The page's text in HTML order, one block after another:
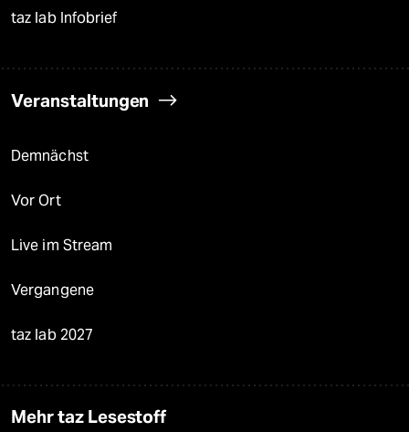
taz lab Infobrief
Veranstaltungen
Demnächst
Vor Ort
Live im Stream
Vergangene
taz lab 2027
Mehr taz Lesestoff